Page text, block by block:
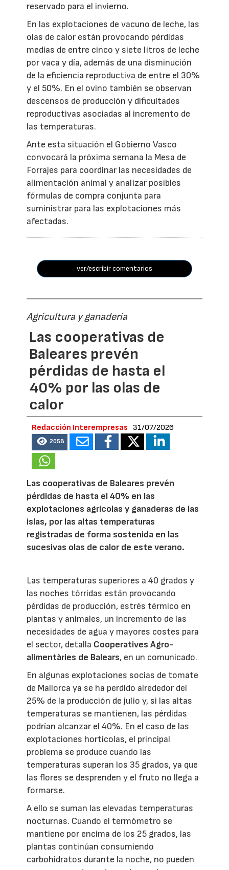
reservado para el invierno.
En las explotaciones de vacuno de leche, las
olas de calor están provocando pérdidas
medias de entre cinco y siete litros de leche
por vaca y día, además de una disminución
de la eficiencia reproductiva de entre el 30%
y el 50%. En el ovino también se observan
descensos de producción y dificultades
reproductivas asociadas al incremento de
las temperaturas.
Ante esta situación el Gobierno Vasco
convocará la próxima semana la Mesa de
Forrajes para coordinar las necesidades de
alimentación animal y analizar posibles
fórmulas de compra conjunta para
suministrar para las explotaciones más
afectadas.
ver/escribir comentarios
Agricultura y ganadería
Las cooperativas de
Baleares prevén
pérdidas de hasta el
40% por las olas de
calor
Redacción Interempresas 31/07/2026
2058
Las cooperativas de Baleares prevén
pérdidas de hasta el 40% en las
explotaciones agrícolas y ganaderas de las
islas, por las altas temperaturas
registradas de forma sostenida en las
sucesivas olas de calor de este verano.
Las temperaturas superiores a 40 grados y
las noches tórridas están provocando
pérdidas de producción, estrés térmico en
plantas y animales, un incremento de las
necesidades de agua y mayores costes para
el sector, detalla Cooperatives Agro-
alimentàries de Balears, en un comunicado.
En algunas explotaciones socias de tomate
de Mallorca ya se ha perdido alrededor del
25% de la producción de julio y, si las altas
temperaturas se mantienen, las pérdidas
podrían alcanzar el 40%. En el caso de las
explotaciones hortícolas, el principal
problema se produce cuando las
temperaturas superan los 35 grados, ya que
las flores se desprenden y el fruto no llega a
formarse.
A ello se suman las elevadas temperaturas
nocturnas. Cuando el termómetro se
mantiene por encima de los 25 grados, las
plantas continúan consumiendo
carbohidratos durante la noche, no pueden